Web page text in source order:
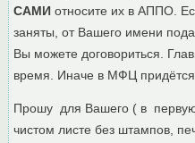
САМИ относите их в АППО.
заняты, от Вашего имени
Вы можете договориться.
время. Иначе в МФЦ придётся
Прошу для Вашего ( в первую
чистом листе без штампов,